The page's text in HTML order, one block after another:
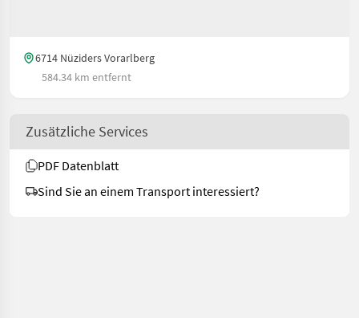
6714 Nüziders Vorarlberg
584.34 km entfernt
Zusätzliche Services
PDF Datenblatt
Sind Sie an einem Transport interessiert?